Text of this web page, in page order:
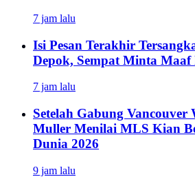
7 jam lalu
Isi Pesan Terakhir
Depok, Sempat Minta Maaf
7 jam lalu
Setelah Gabung Vancouver
Muller Menilai MLS Kian
Dunia 2026
9 jam lalu